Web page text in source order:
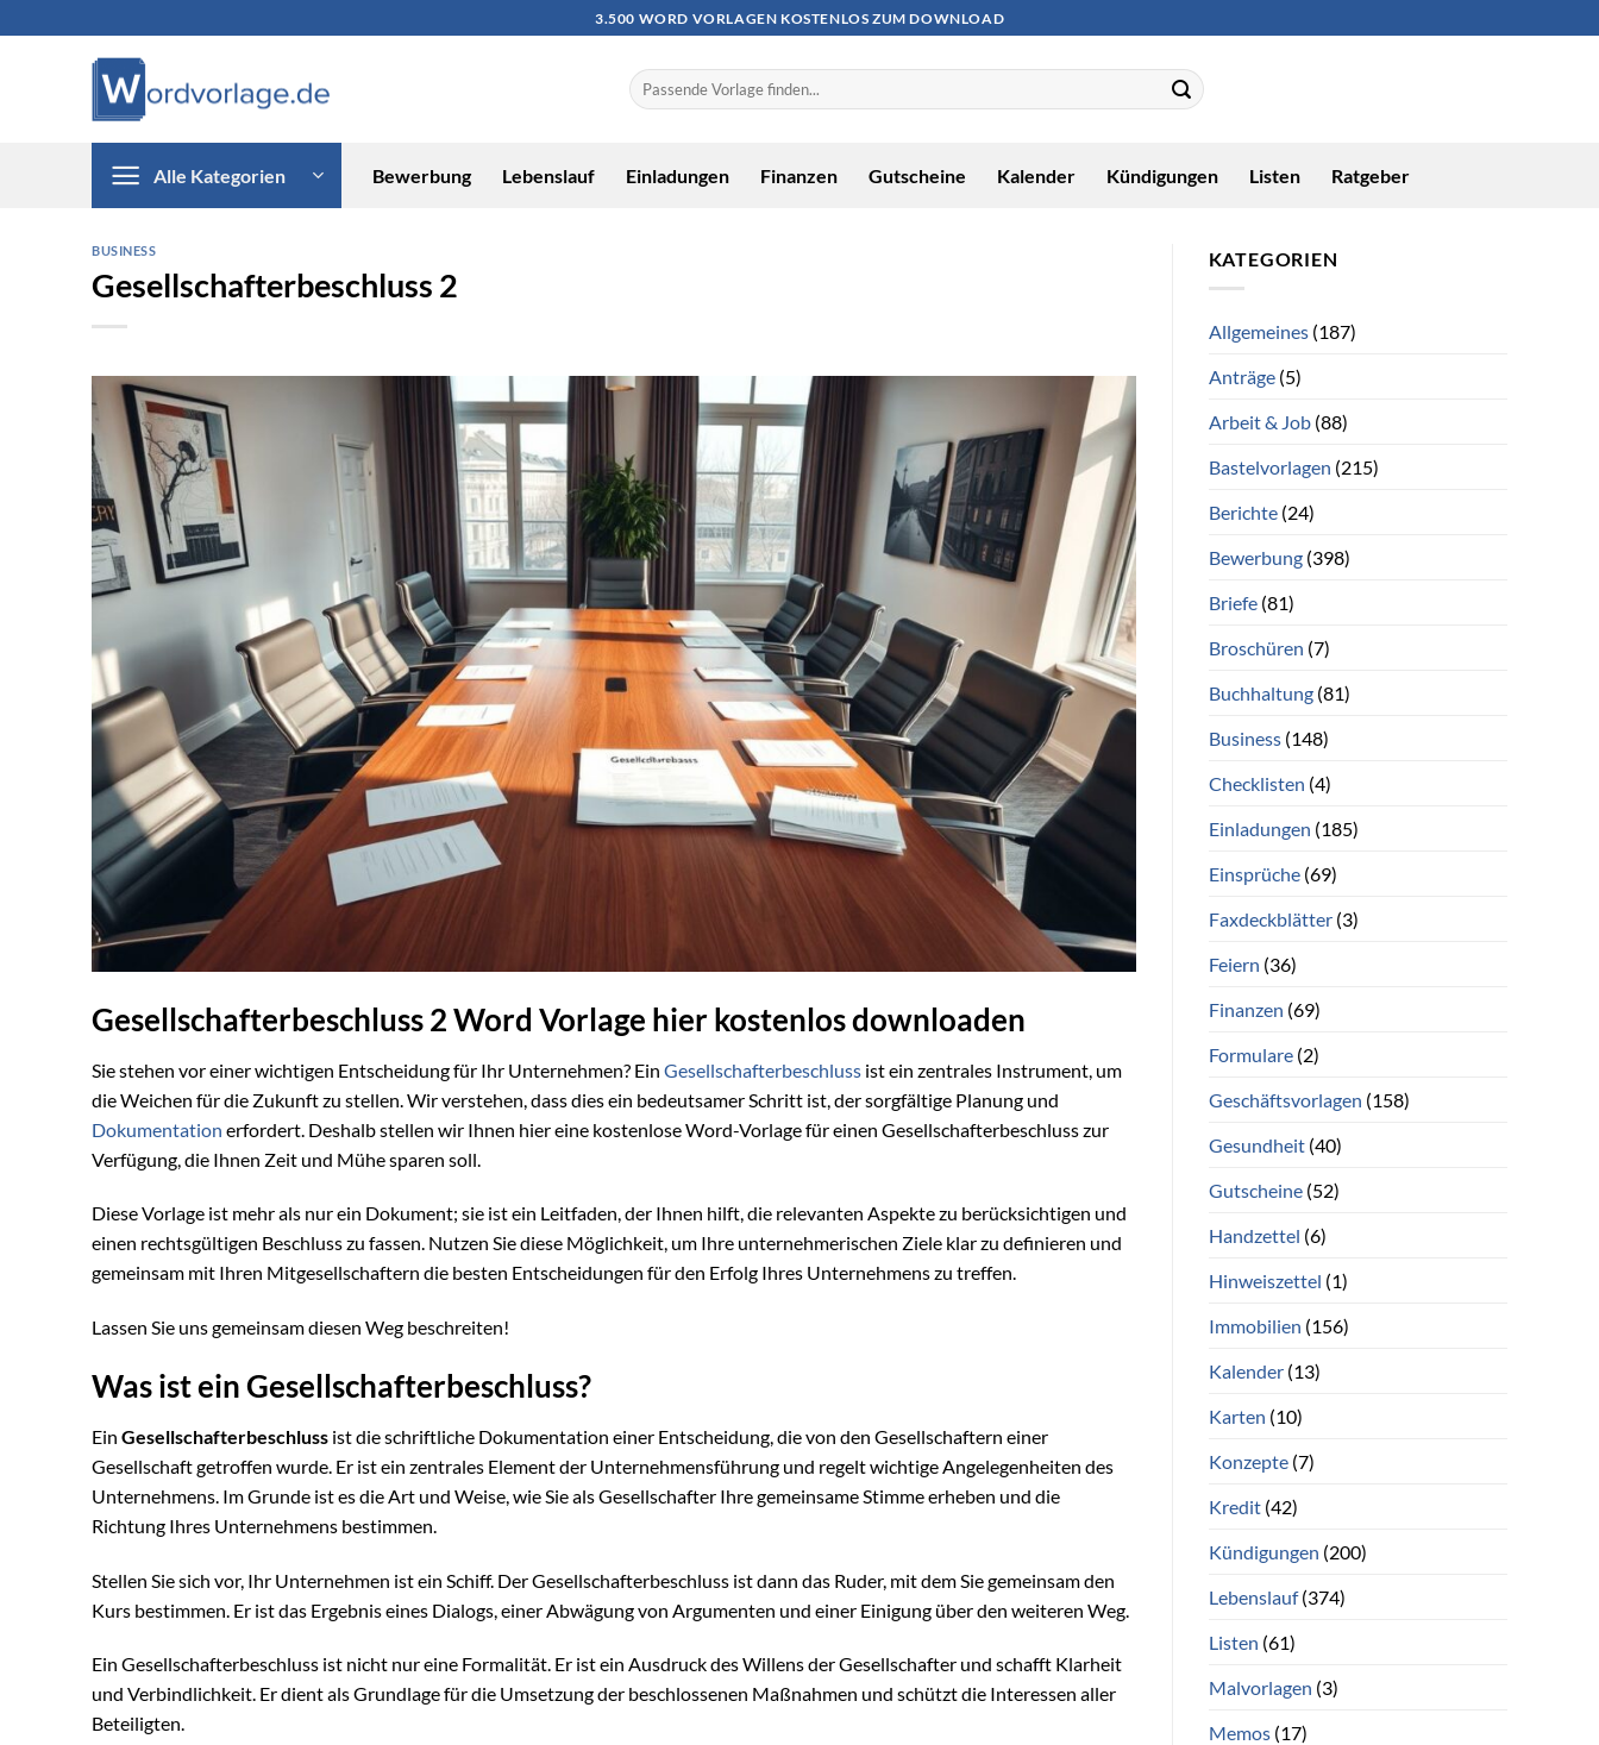
3.500 WORD VORLAGEN KOSTENLOS ZUM DOWNLOAD
Alle Kategorien Bewerbung Lebenslauf Einladungen Finanzen Gutscheine Kalender Kündigungen Listen Ratgeber
BUSINESS
Gesellschafterbeschluss 2
Gesellschafterbeschluss 2 Word Vorlage hier kostenlos downloaden
Sie stehen vor einer wichtigen Entscheidung für Ihr Unternehmen? Ein Gesellschafterbeschluss ist ein zentrales Instrument, um
die Weichen für die Zukunft zu stellen. Wir verstehen, dass dies ein bedeutsamer Schritt ist, der sorgfältige Planung und
Dokumentation erfordert. Deshalb stellen wir Ihnen hier eine kostenlose Word-Vorlage für einen Gesellschafterbeschluss zur
Verfügung, die Ihnen Zeit und Mühe sparen soll.
Diese Vorlage ist mehr als nur ein Dokument; sie ist ein Leitfaden, der Ihnen hilft, die relevanten Aspekte zu berücksichtigen und
einen rechtsgültigen Beschluss zu fassen. Nutzen Sie diese Möglichkeit, um Ihre unternehmerischen Ziele klar zu definieren und
gemeinsam mit Ihren Mitgesellschaftern die besten Entscheidungen für den Erfolg Ihres Unternehmens zu treffen.
Lassen Sie uns gemeinsam diesen Weg beschreiten!
Was ist ein Gesellschafterbeschluss?
Ein Gesellschafterbeschluss ist die schriftliche Dokumentation einer Entscheidung, die von den Gesellschaftern einer
Gesellschaft getroffen wurde. Er ist ein zentrales Element der Unternehmensführung und regelt wichtige Angelegenheiten des
Unternehmens. Im Grunde ist es die Art und Weise, wie Sie als Gesellschafter Ihre gemeinsame Stimme erheben und die
Richtung Ihres Unternehmens bestimmen.
Stellen Sie sich vor, Ihr Unternehmen ist ein Schiff. Der Gesellschafterbeschluss ist dann das Ruder, mit dem Sie gemeinsam den
Kurs bestimmen. Er ist das Ergebnis eines Dialogs, einer Abwägung von Argumenten und einer Einigung über den weiteren Weg.
Ein Gesellschafterbeschluss ist nicht nur eine Formalität. Er ist ein Ausdruck des Willens der Gesellschafter und schafft Klarheit
und Verbindlichkeit. Er dient als Grundlage für die Umsetzung der beschlossenen Maßnahmen und schützt die Interessen aller
Beteiligten.
KATEGORIEN
Allgemeines(187)
Anträge(5)
Arbeit & Job(88)
Bastelvorlagen (215)
Berichte(24)
Bewerbung(398)
Briefe(81)
Broschüren (7)
Buchhaltung(81)
Business(148)
Checklisten (4)
Einladungen (185)
Einsprüche(69)
Faxdeckblätter(3)
Feiern (36)
Finanzen (69)
Formulare(2)
Geschäftsvorlagen (158)
Gesundheit(40)
Gutscheine(52)
Handzettel (6)
Hinweiszettel (1)
Immobilien (156)
Kalender(13)
Karten (10)
Konzepte(7)
Kredit(42)
Kündigungen (200)
Lebenslauf(374)
Listen (61)
Malvorlagen (3)
Memos(17)